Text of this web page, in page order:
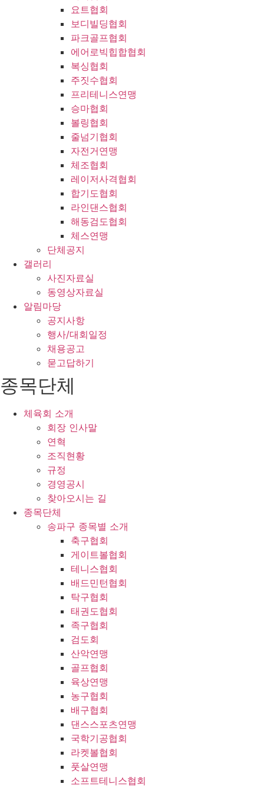
요트협회
보디빌딩협회
파크골프협회
에어로빅힙합협회
복싱협회
주짓수협회
프리테니스연맹
승마협회
볼링협회
줄넘기협회
자전거연맹
체조협회
레이저사격협회
합기도협회
라인댄스협회
해동검도협회
체스연맹
단체공지
갤러리
사진자료실
동영상자료실
알림마당
공지사항
행사/대회일정
채용공고
묻고답하기
종목단체
체육회 소개
회장 인사말
연혁
조직현황
규정
경영공시
찾아오시는 길
종목단체
송파구 종목별 소개
축구협회
게이트볼협회
테니스협회
배드민턴협회
탁구협회
태권도협회
족구협회
검도회
산악연맹
골프협회
육상연맹
농구협회
배구협회
댄스스포츠연맹
국학기공협회
라켓볼협회
풋살연맹
소프트테니스협회